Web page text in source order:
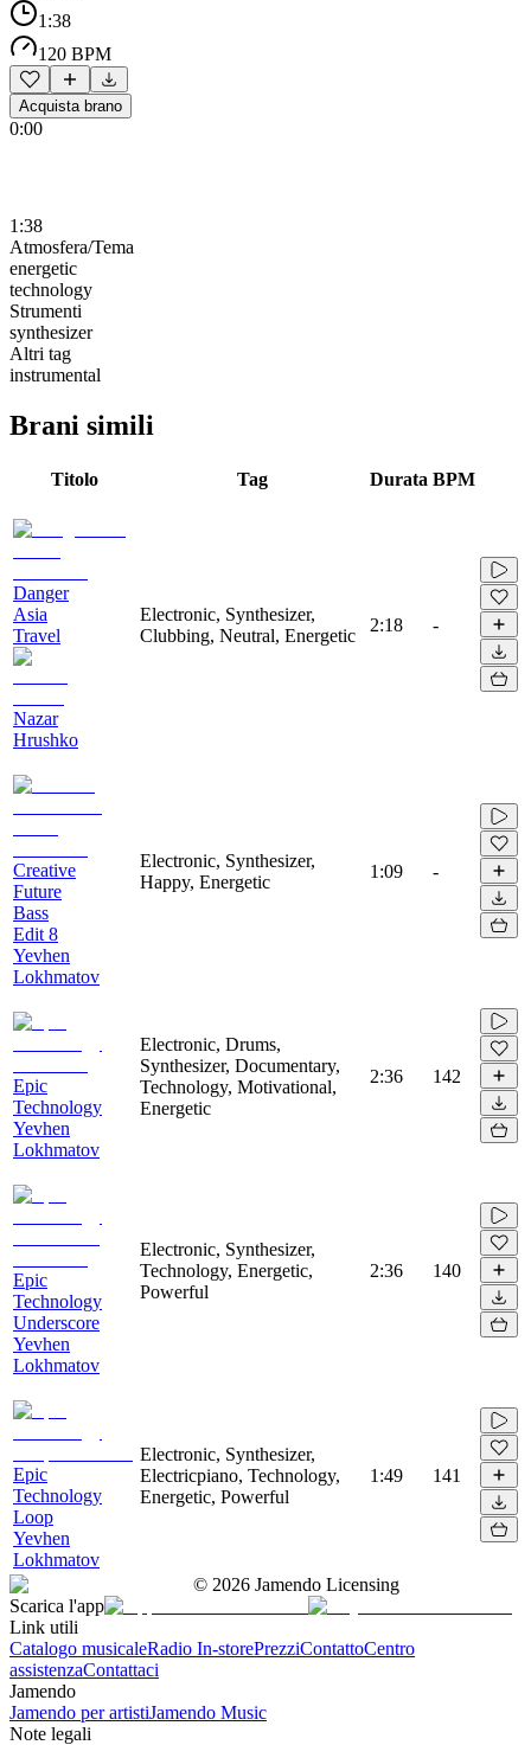
1:38
120 BPM
Acquista brano
0:00
1:38
Atmosfera/Tema
energetic
technology
Strumenti
synthesizer
Altri tag
instrumental
Brani simili
Titolo Tag Durata BPM
Danger
Asia
Travel
Nazar
Hrushko
Electronic, Synthesizer,
Clubbing, Neutral, Energetic
2:18 -
Creative
Future
Bass
Edit 8
Yevhen
Lokhmatov
Electronic, Synthesizer,
Happy, Energetic
1:09 -
Epic
Technology
Yevhen
Lokhmatov
Electronic, Drums,
Synthesizer, Documentary,
Technology, Motivational,
Energetic
2:36 142
Epic
Technology
Underscore
Yevhen
Lokhmatov
Electronic, Synthesizer,
Technology, Energetic,
Powerful
2:36 140
Epic
Technology
Loop
Yevhen
Lokhmatov
Electronic, Synthesizer,
Electricpiano, Technology,
Energetic, Powerful
1:49 141
© 2026 Jamendo Licensing
Scarica l'app
Link utili
Catalogo musicaleRadio In-storePrezziContattoCentro
assistenzaContattaci
Jamendo
Jamendo per artistiJamendo Music
Note legali